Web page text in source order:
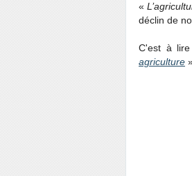
«
déclin de
C'est à
agriculture